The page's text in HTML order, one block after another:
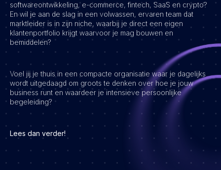
Werken bij Haystack People
Jobmarketing
Contact
softwareontwikkeling, e-commerce, fintech, SaaS en crypto?
En wil je aan de slag in een volwassen, ervaren team dat
marktleider is in zijn niche, waarbij je direct een eigen
klantenportfolio krijgt waarvoor je mag bouwen en
bemiddelen?
Voel jij je thuis in een compacte organisatie waar je dagelijks
wordt uitgedaagd om groots te denken over hoe je jouw
business runt en waardeer je intensieve persoonlijke
begeleiding?
Lees dan verder!